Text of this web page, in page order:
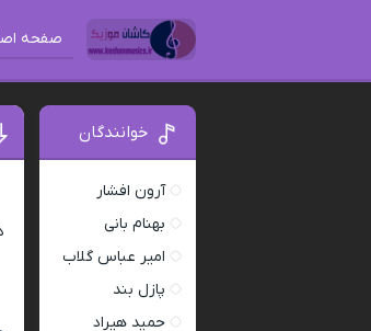
صفحه
خوانندگان
آرون افشار
بهنام بانی
امیر عباس گلاب
پازل بند
حمید هیراد